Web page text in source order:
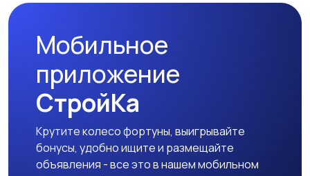
Мобильное
приложение
СтройКа
Крутите колесо фортуны, выигрывайте
бонусы, удобно ищите и размещайте
объявления - все это в нашем мобильном